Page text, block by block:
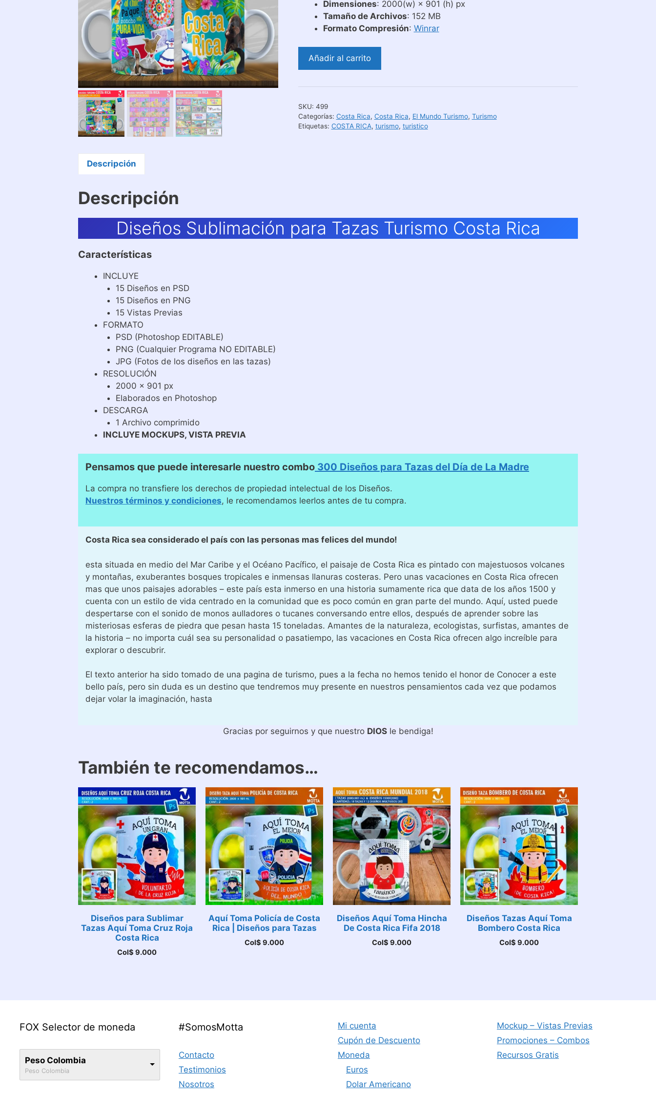
Dimensiones: 2000(w) × 901 (h) px
Tamaño de Archivos: 152 MB
Formato Compresión: Winrar
Diseños
Sublimación
Tazas
Costa
Rica
Añadir al carrito
SKU: 499
Categorías: Costa Rica, Costa Rica, El Mundo Turismo, Turismo
Etiquetas: COSTA RICA, turismo, turistico
Descripción
Descripción
Diseños Sublimación para Tazas Turismo Costa Rica
Características
INCLUYE
15 Diseños en PSD
15 Diseños en PNG
15 Vistas Previas
FORMATO
PSD (Photoshop EDITABLE)
PNG (Cualquier Programa NO EDITABLE)
JPG (Fotos de los diseños en las tazas)
RESOLUCIÓN
2000 x 901 px
Elaborados en Photoshop
DESCARGA
1 Archivo comprimido
INCLUYE MOCKUPS, VISTA PREVIA
Pensamos que puede interesarle nuestro combo 300 Diseños para Tazas del Día de La Madre
La compra no transfiere los derechos de propiedad intelectual de los Diseños.
Nuestros términos y condiciones, le recomendamos leerlos antes de tu compra.
Costa Rica sea considerado el país con las personas mas felices del mundo!
esta situada en medio del Mar Caribe y el Océano Pacífico, el paisaje de Costa Rica es pintado con majestuosos volcanes
y montañas, exuberantes bosques tropicales e inmensas llanuras costeras. Pero unas vacaciones en Costa Rica ofrecen
mas que unos paisajes adorables – este país esta inmerso en una historia sumamente rica que data de los años 1500 y
cuenta con un estilo de vida centrado en la comunidad que es poco común en gran parte del mundo. Aquí, usted puede
despertarse con el sonido de monos aulladores o tucanes conversando entre ellos, después de aprender sobre las
misteriosas esferas de piedra que pesan hasta 15 toneladas. Amantes de la naturaleza, ecologistas, surfistas, amantes de
la historia – no importa cuál sea su personalidad o pasatiempo, las vacaciones en Costa Rica ofrecen algo increíble para
explorar o descubrir.
El texto anterior ha sido tomado de una pagina de turismo, pues a la fecha no hemos tenido el honor de Conocer a este
bello país, pero sin duda es un destino que tendremos muy presente en nuestros pensamientos cada vez que podamos
dejar volar la imaginación, hasta
Gracias por seguirnos y que nuestro DIOSle bendiga!
También te recomendamos…
Diseños para Sublimar
Tazas Aquí Toma Cruz Roja
Costa Rica
Col$ 9.000
Aquí Toma Policía de Costa
Rica | Diseños para Tazas
Col$ 9.000
Diseños Aquí Toma Hincha
De Costa Rica Fifa 2018
Col$ 9.000
Diseños Tazas Aquí Toma
Bombero Costa Rica
Col$ 9.000
FOX Selector de moneda
Peso Colombia
Peso Colombia
#SomosMotta
Contacto
Testimonios
Nosotros
Mi cuenta
Cupón de Descuento
Moneda
Euros
Dolar Americano
Mockup – Vistas Previas
Promociones – Combos
Recursos Gratis